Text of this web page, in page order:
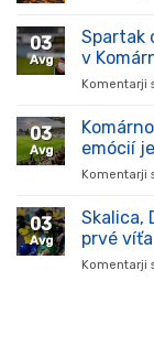
03
Avg
Spartak
v
Komentarji
03
Avg
emócií
Komentarji
03
Avg
Skalica,
prvé
Komentarji